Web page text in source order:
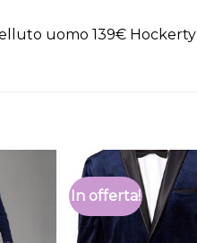
uomo 139€ Hockerty
In offerta!